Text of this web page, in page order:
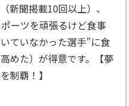
新聞掲載10回以上）、
ーツを頑張るけど食事
ていなかった選手”に食
めた）が得意です。【夢
制覇！】